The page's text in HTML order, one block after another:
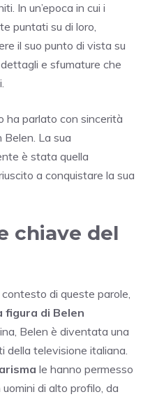
In un’epoca in cui i
puntati su di loro,
il suo punto di vista su
e sfumature che
ha parlato con sincerità
Belen. La sua
è stata quella
a conquistare la sua
chiave del
di queste parole,
figura di Belen
Belen è diventata una
della televisione italiana.
le hanno permesso
di alto profilo, da